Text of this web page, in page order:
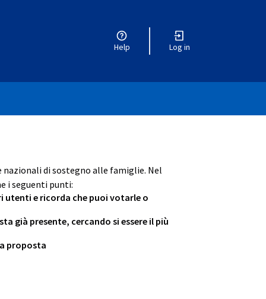
Help Log in
di sostegno alle famiglie. Nel
i seguenti punti:
utenti e ricorda che puoi votarle o
già presente, cercando si essere il più
proposta